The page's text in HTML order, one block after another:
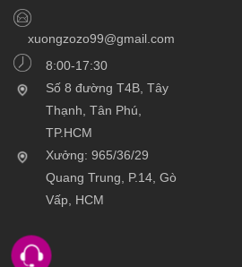
xuongzozo99@gmail.com
8:00-17:30
Số 8 đường T4B, Tây
Thạnh, Tân Phú,
TP.HCM
Xưởng: 965/36/29
Quang Trung, P.14, Gò
Vấp, HCM